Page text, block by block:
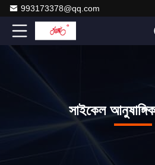
993173378@qq.com
সাইকেল